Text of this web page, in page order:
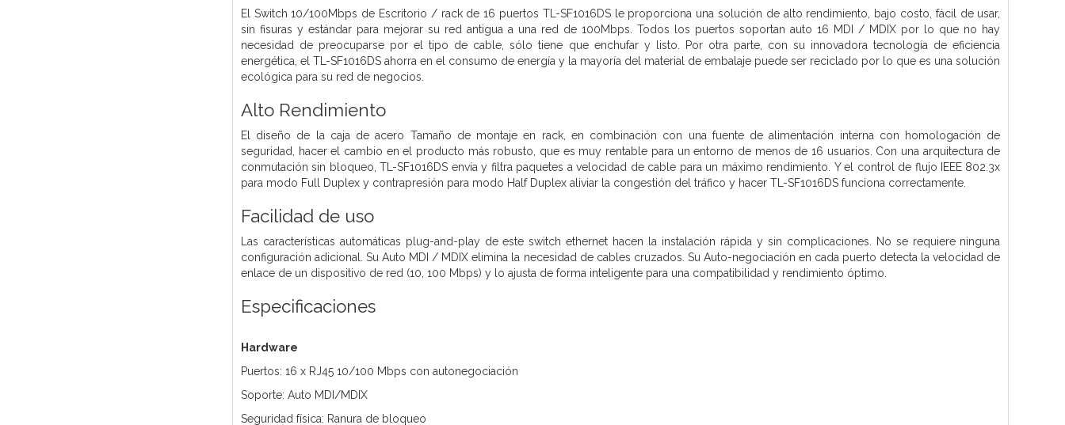
El Switch 10/100Mbps de Escritorio / rack de 16 puertos TL-SF1016DS le proporciona una solución de alto rendimiento, bajo costo, fácil de usar,
sin fisuras y estándar para mejorar su red antigua a una red de 100Mbps. Todos los puertos soportan auto 16 MDI / MDIX por lo que no hay
necesidad de preocuparse por el tipo de cable, sólo tiene que enchufar y listo. Por otra parte, con su innovadora tecnología de eficiencia
energética, el TL-SF1016DS ahorra en el consumo de energía y la mayoría del material de embalaje puede ser reciclado por lo que es una solución
ecológica para su red de negocios.
Alto Rendimiento
El diseño de la caja de acero Tamaño de montaje en rack, en combinación con una fuente de alimentación interna con homologación de
seguridad, hacer el cambio en el producto más robusto, que es muy rentable para un entorno de menos de 16 usuarios. Con una arquitectura de
conmutación sin bloqueo, TL-SF1016DS envía y filtra paquetes a velocidad de cable para un máximo rendimiento. Y el control de flujo IEEE 802.3x
para modo Full Duplex y contrapresión para modo Half Duplex aliviar la congestión del tráfico y hacer TL-SF1016DS funciona correctamente.
Facilidad de uso
Las características automáticas plug-and-play de este switch ethernet hacen la instalación rápida y sin complicaciones. No se requiere ninguna
configuración adicional. Su Auto MDI / MDIX elimina la necesidad de cables cruzados. Su Auto-negociación en cada puerto detecta la velocidad de
enlace de un dispositivo de red (10, 100 Mbps) y lo ajusta de forma inteligente para una compatibilidad y rendimiento óptimo.
Especificaciones
Hardware
Puertos: 16 x RJ45 10/100 Mbps con autonegociación
Soporte: Auto MDI/MDIX
Seguridad física: Ranura de bloqueo